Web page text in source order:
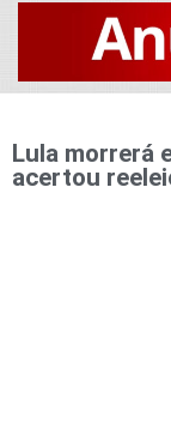
Lula morrerá
acertou